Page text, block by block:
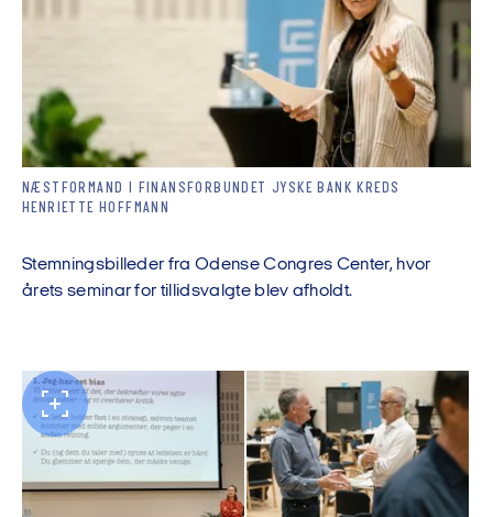
NÆSTFORMAND I FINANSFORBUNDET JYSKE BANK KREDS
HENRIETTE HOFFMANN
Stemningsbilleder fra Odense Congres Center, hvor
årets seminar for tillidsvalgte blev afholdt.